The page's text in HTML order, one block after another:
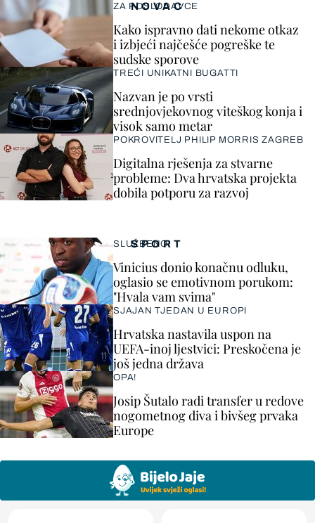
SPORT
SLUŽBENO
Vinicius donio konačnu odluku,
oglasio se emotivnom porukom:
"Hvala vam svima"
SJAJAN TJEDAN U EUROPI
Hrvatska nastavila uspon na
UEFA-inoj ljestvici: Preskočena je
još jedna država
OPA!
Josip Šutalo radi transfer u redove
nogometnog diva i bivšeg prvaka
Europe
NOVAC
ZA POSLODAVCE
Kako ispravno dati nekome otkaz
i izbjeći najčešće pogreške te
sudske sporove
TREĆI UNIKATNI BUGATTI
Nazvan je po vrsti
srednjovjekovnog viteškog konja i
visok samo metar
POKROVITELJ PHILIP MORRIS ZAGREB
Digitalna rješenja za stvarne
probleme: Dva hrvatska projekta
dobila potporu za razvoj